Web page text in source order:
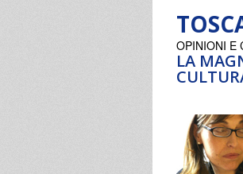
LA
OPINIONI E